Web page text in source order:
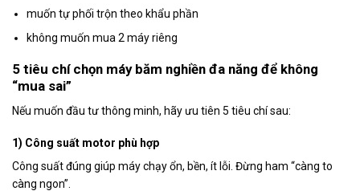
muốn tự phối trộn theo khẩu phần
không muốn mua 2 máy riêng
5 tiêu chí chọn máy băm nghiền đa năng để không
“mua sai”
Nếu muốn đầu tư thông minh, hãy ưu tiên 5 tiêu chí sau:
1) Công suất motor phù hợp
Công suất đúng giúp máy chạy ổn, bền, ít lỗi. Đừng ham “càng to
càng ngon”.